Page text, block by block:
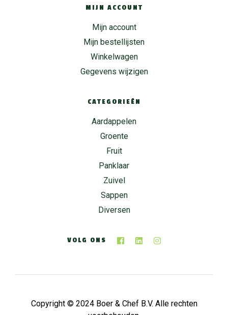
MIJN ACCOUNT
Mijn account
Mijn bestellijsten
Winkelwagen
Gegevens wijzigen
CATEGORIEËN
Aardappelen
Groente
Fruit
Panklaar
Zuivel
Sappen
Diversen
VOLG ONS
Copyright © 2024 Boer & Chef B.V. Alle rechten